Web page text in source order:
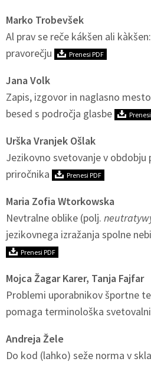
Marko Trobevšek
Al prav se reče kákšen ali
pravorečju
Prenesi PDF
Jana Volk
Zapis, izgovor in naglasno
besed s področja glasbe
Urška Vranjek Ošlak
Jezikovno svetovanje v obdobju
priročnika
Prenesi PDF
Maria Zofia Wtorkowska
Nevtralne oblike (polj.
jezikovnega izražanja spolne
Prenesi PDF
Mojca Žagar Karer, Tanja Fajfar
Problemi uporabnikov športne
pomaga terminološka
Andreja Žele
Do kod (lahko) seže norma v